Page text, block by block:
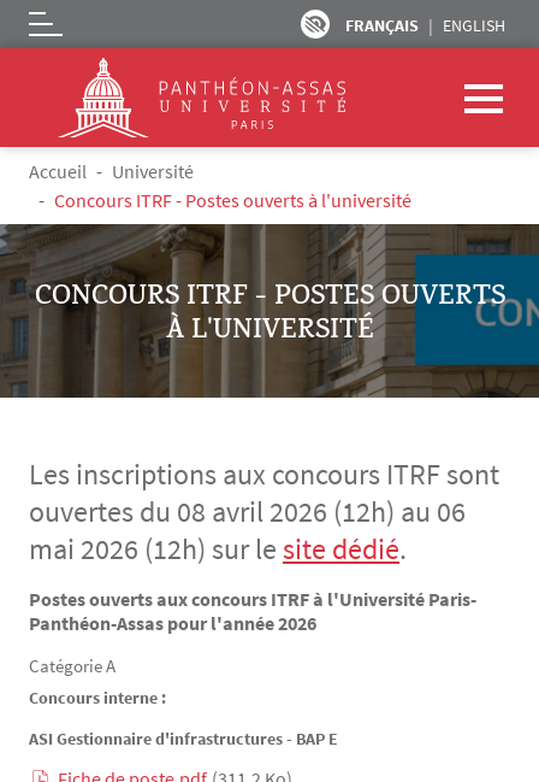
Aller au contenu principal
FRANÇAIS ENGLISH
Logo
Fil d'Ariane
Accueil
Université
Concours ITRF - Postes ouverts à l'université
CONCOURS ITRF - POSTES OUVERTS
À L'UNIVERSITÉ
Les inscriptions aux concours ITRF sont
ouvertes du 08 avril 2026 (12h) au 06
mai 2026 (12h) sur le site dédié.
Texte
Postes ouverts aux concours ITRF à l'Université Paris-
Panthéon-Assas pour l'année 2026
Catégorie A
Concours interne :
ASI Gestionnaire d'infrastructures - BAP E